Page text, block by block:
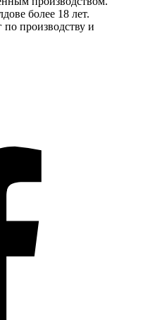
более 18 лет.
производству и